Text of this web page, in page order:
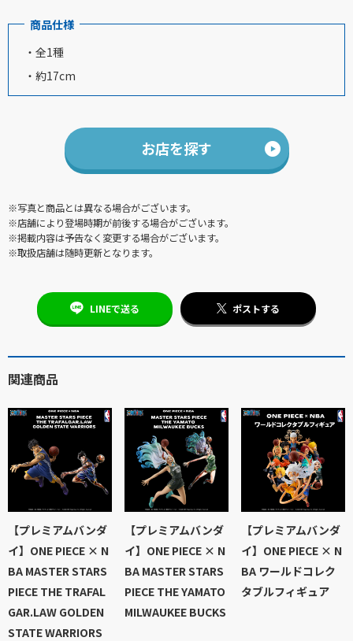
商品仕様
・全1種
・約17cm
お店を探す
※写真と商品とは異なる場合がございます。
※店舗により登場時期が前後する場合がございます。
※掲載内容は予告なく変更する場合がございます。
※取扱店舗は随時更新となります。
LINEで送る ポストする
関連商品
【プレミアムバンダ
イ】ONE PIECE × N
BA MASTER STARS
PIECE THE TRAFAL
GAR.LAW GOLDEN
STATE WARRIORS
【プレミアムバンダ
イ】ONE PIECE × N
BA MASTER STARS
PIECE THE YAMATO
MILWAUKEE BUCKS
【プレミアムバンダ
イ】ONE PIECE × N
BA ワールドコレク
タブルフィギュア